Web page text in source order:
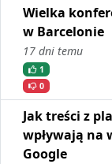
Wielka
w Barcelonie
17 dni temu
1
0
Jak treści z
wpływają na
Google